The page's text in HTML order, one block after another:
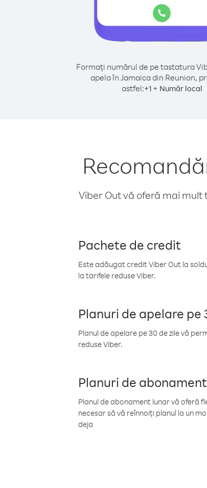
Formați numărul de pe tastatura
apela în Jamaica din Reunion,
astfel:+1 + Număr local
Viber Out vă oferă mai mult
Pachete de credit
Este adăugat credit Viber Out la
la tarifele reduse Viber.
Planuri de apelare pe
Planul de apelare pe 30 de zile vă
reduse Viber.
Planuri de
Planul de abonament lunar vă oferă
necesar să vă reînnoiți planul la un
deja